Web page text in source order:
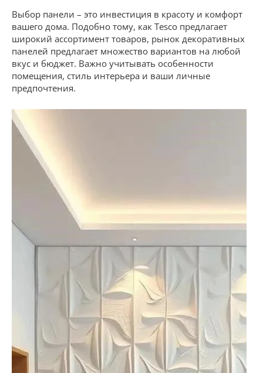
Выбор панели – это инвестиция в красоту и комфорт
вашего дома. Подобно тому, как Tesco предлагает
широкий ассортимент товаров, рынок декоративных
панелей предлагает множество вариантов на любой
вкус и бюджет. Важно учитывать особенности
помещения, стиль интерьера и ваши личные
предпочтения.